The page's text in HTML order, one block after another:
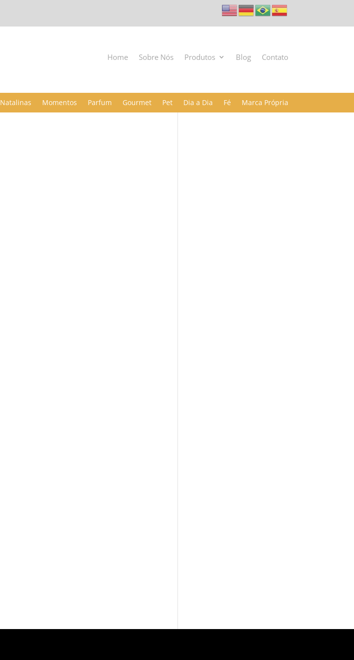
Home Sobre Nós Produtos Blog Contato
Natalinas Momentos Parfum Gourmet Pet Dia a Dia Fé Marca Própria